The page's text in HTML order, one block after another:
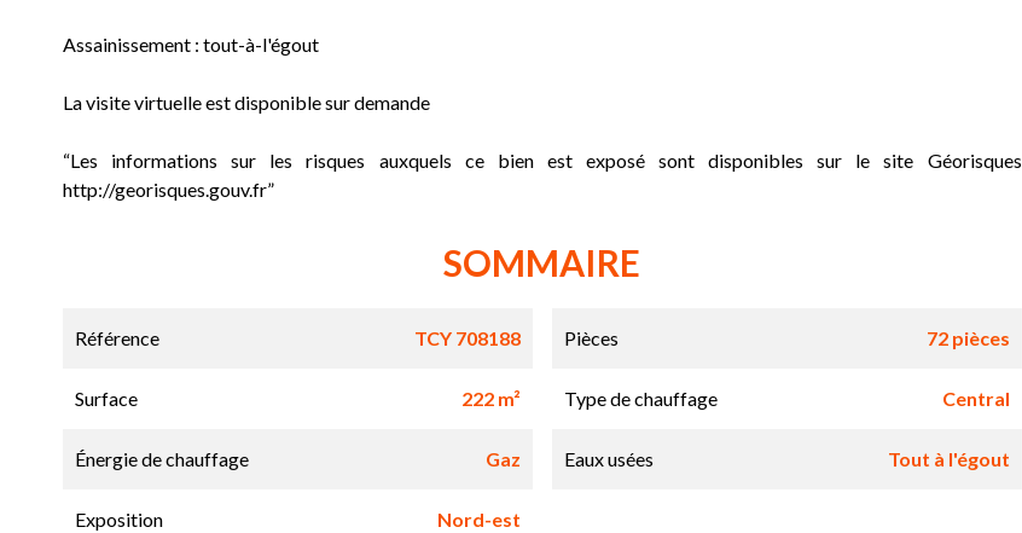
Assainissement : tout-à-l'égout
La visite virtuelle est disponible sur demande
“Les informations sur les risques auxquels ce bien est exposé sont disponibles sur le site Géorisques
http://georisques.gouv.fr”
SOMMAIRE
Référence TCY 708188 Pièces 72 pièces
Surface 222 m² Type de chauffage Central
Énergie de chauffage Gaz Eaux usées Tout à l'égout
Exposition Nord-est